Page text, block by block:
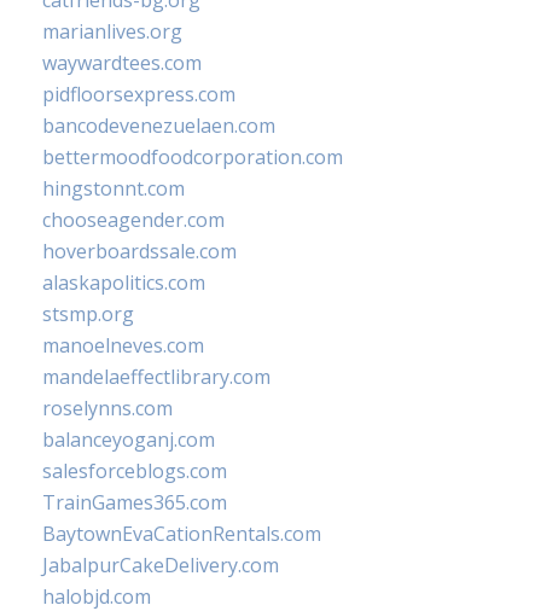
marianlives.org
waywardtees.com
pidfloorsexpress.com
bancodevenezuelaen.com
bettermoodfoodcorporation.com
hingstonnt.com
chooseagender.com
hoverboardssale.com
alaskapolitics.com
stsmp.org
manoelneves.com
mandelaeffectlibrary.com
roselynns.com
balanceyoganj.com
salesforceblogs.com
TrainGames365.com
BaytownEvaCationRentals.com
JabalpurCakeDelivery.com
halobjd.com